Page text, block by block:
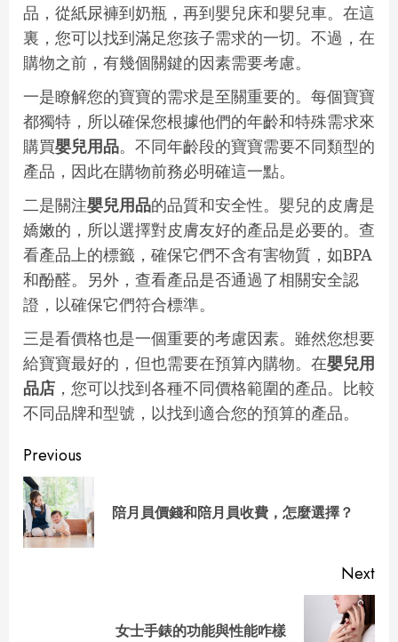
品，從紙尿褲到奶瓶，再到嬰兒床和嬰兒車。在這
裏，您可以找到滿足您孩子需求的一切。不過，在
購物之前，有幾個關鍵的因素需要考慮。
一是瞭解您的寶寶的需求是至關重要的。每個寶寶
都獨特，所以確保您根據他們的年齡和特殊需求來
購買嬰兒用品。不同年齡段的寶寶需要不同類型的
產品，因此在購物前務必明確這一點。
二是關注嬰兒用品的品質和安全性。嬰兒的皮膚是
嬌嫩的，所以選擇對皮膚友好的產品是必要的。查
看產品上的標籤，確保它們不含有害物質，如BPA
和酚醛。另外，查看產品是否通過了相關安全認
證，以確保它們符合標準。
三是看價格也是一個重要的考慮因素。雖然您想要
給寶寶最好的，但也需要在預算內購物。在嬰兒用
品店 ，您可以找到各種不同價格範圍的產品。比較
不同品牌和型號，以找到適合您的預算的產品。
Continue
Reading
Previous
陪月員價錢和陪月員收費，怎麼選擇？
Next
女士手錶的功能與性能咋樣